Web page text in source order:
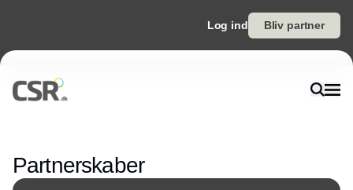
Log ind Bliv partner
Partnerskaber